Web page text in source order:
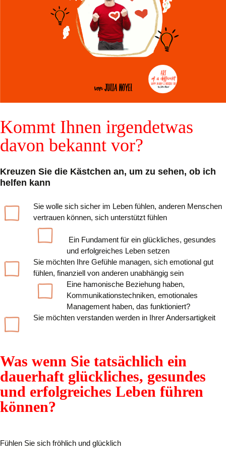
Kommt Ihnen irgendetwas
davon bekannt vor?
Kreuzen Sie die Kästchen an, um zu sehen, ob ich
helfen kann
Sie wolle sich sicher im Leben fühlen, anderen Menschen
vertrauen können, sich unterstützt fühlen
Ein Fundament für ein glückliches, gesundes
und erfolgreiches Leben setzen
Sie möchten Ihre Gefühle managen, sich emotional gut
fühlen, finanziell von anderen unabhängig sein
Eine hamonische Beziehung haben,
Kommunikationstechniken, emotionales
Management haben, das funktioniert?
Sie möchten verstanden werden in Ihrer Andersartigkeit
Was wenn Sie tatsächlich ein
dauerhaft glückliches, gesundes
und erfolgreiches Leben führen
können?
Fühlen Sie sich fröhlich und glücklich